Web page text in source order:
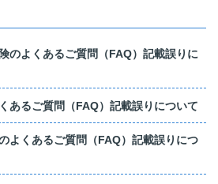
のよくあるご質問（FAQ）記載誤りに
あるご質問（FAQ）記載誤りについて
よくあるご質問（FAQ）記載誤りにつ